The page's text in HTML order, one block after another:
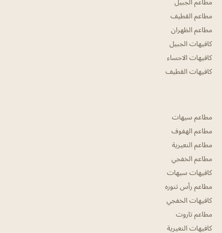
مطاعم الجبيل
مطاعم القطيف
مطاعم الظهران
كافيهات الجبيل
كافيهات الاحساء
كافيهات القطيف
مطاعم سيهات
مطاعم الهفوف
مطاعم النعيرية
مطاعم الخفجي
كافيهات سيهات
مطاعم رأس تنوره
كافيهات الخفجي
مطاعم تاروت
كافيهات النعيرية